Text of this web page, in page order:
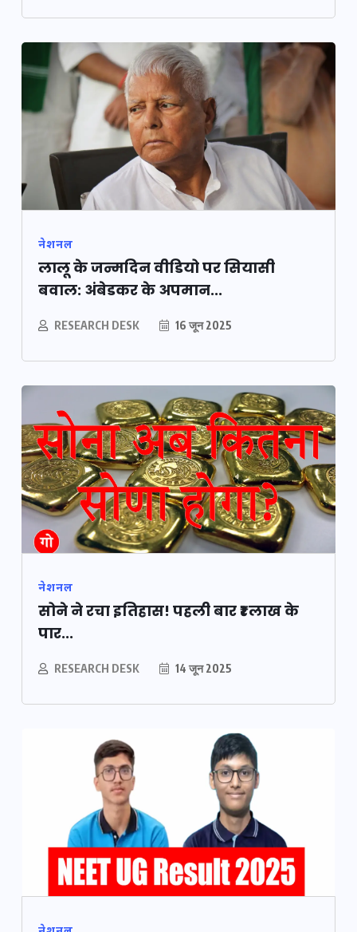
नेशनल
लालू के जन्मदिन वीडियो पर सियासी
बवाल: अंबेडकर के अपमान...
RESEARCH DESK 16 जून 2025
नेशनल
सोने ने रचा इतिहास! पहली बार ₹1 लाख के
पार...
RESEARCH DESK 14 जून 2025